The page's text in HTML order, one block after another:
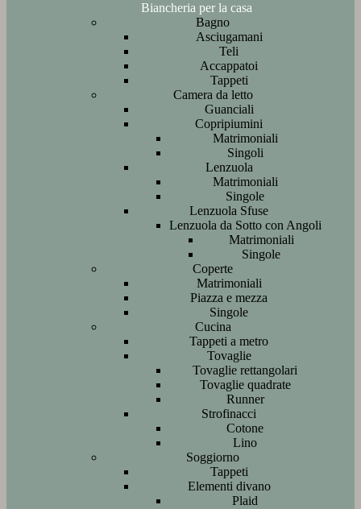
Biancheria per la casa
Bagno
Asciugamani
Teli
Accappatoi
Tappeti
Camera da letto
Guanciali
Copripiumini
Matrimoniali
Singoli
Lenzuola
Matrimoniali
Singole
Lenzuola Sfuse
Lenzuola da Sotto con Angoli
Matrimoniali
Singole
Coperte
Matrimoniali
Piazza e mezza
Singole
Cucina
Tappeti a metro
Tovaglie
Tovaglie rettangolari
Tovaglie quadrate
Runner
Strofinacci
Cotone
Lino
Soggiorno
Tappeti
Elementi divano
Plaid